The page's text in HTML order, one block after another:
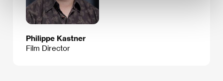
Philippe Kastner
Film Director